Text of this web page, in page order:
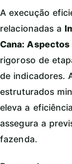
A execução
relacionadas a
Cana:
rigoroso de
de indicadores.
estruturados
eleva a
assegura a
fazenda.